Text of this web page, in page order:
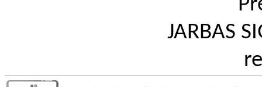
JARBAS